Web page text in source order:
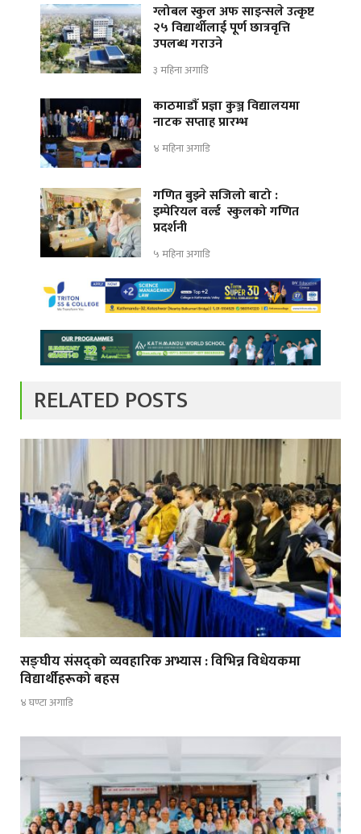
ग्लोबल स्कुल अफ साइन्सले उत्कृष्ट
२५ विद्यार्थीलाई पूर्ण छात्रवृत्ति
उपलब्ध गराउने
३ महिना अगाडि
काठमाडौँ प्रज्ञा कुञ्ज विद्यालयमा
नाटक सप्ताह प्रारम्भ
४ महिना अगाडि
गणित बुझ्ने सजिलो बाटो :
इम्पेरियल वर्ल्ड स्कुलको गणित
प्रदर्शनी
५ महिना अगाडि
RELATED POSTS
सङ्घीय संसद्को व्यवहारिक अभ्यास : विभिन्न विधेयकमा
विद्यार्थीहरूको बहस
४ घण्टा अगाडि